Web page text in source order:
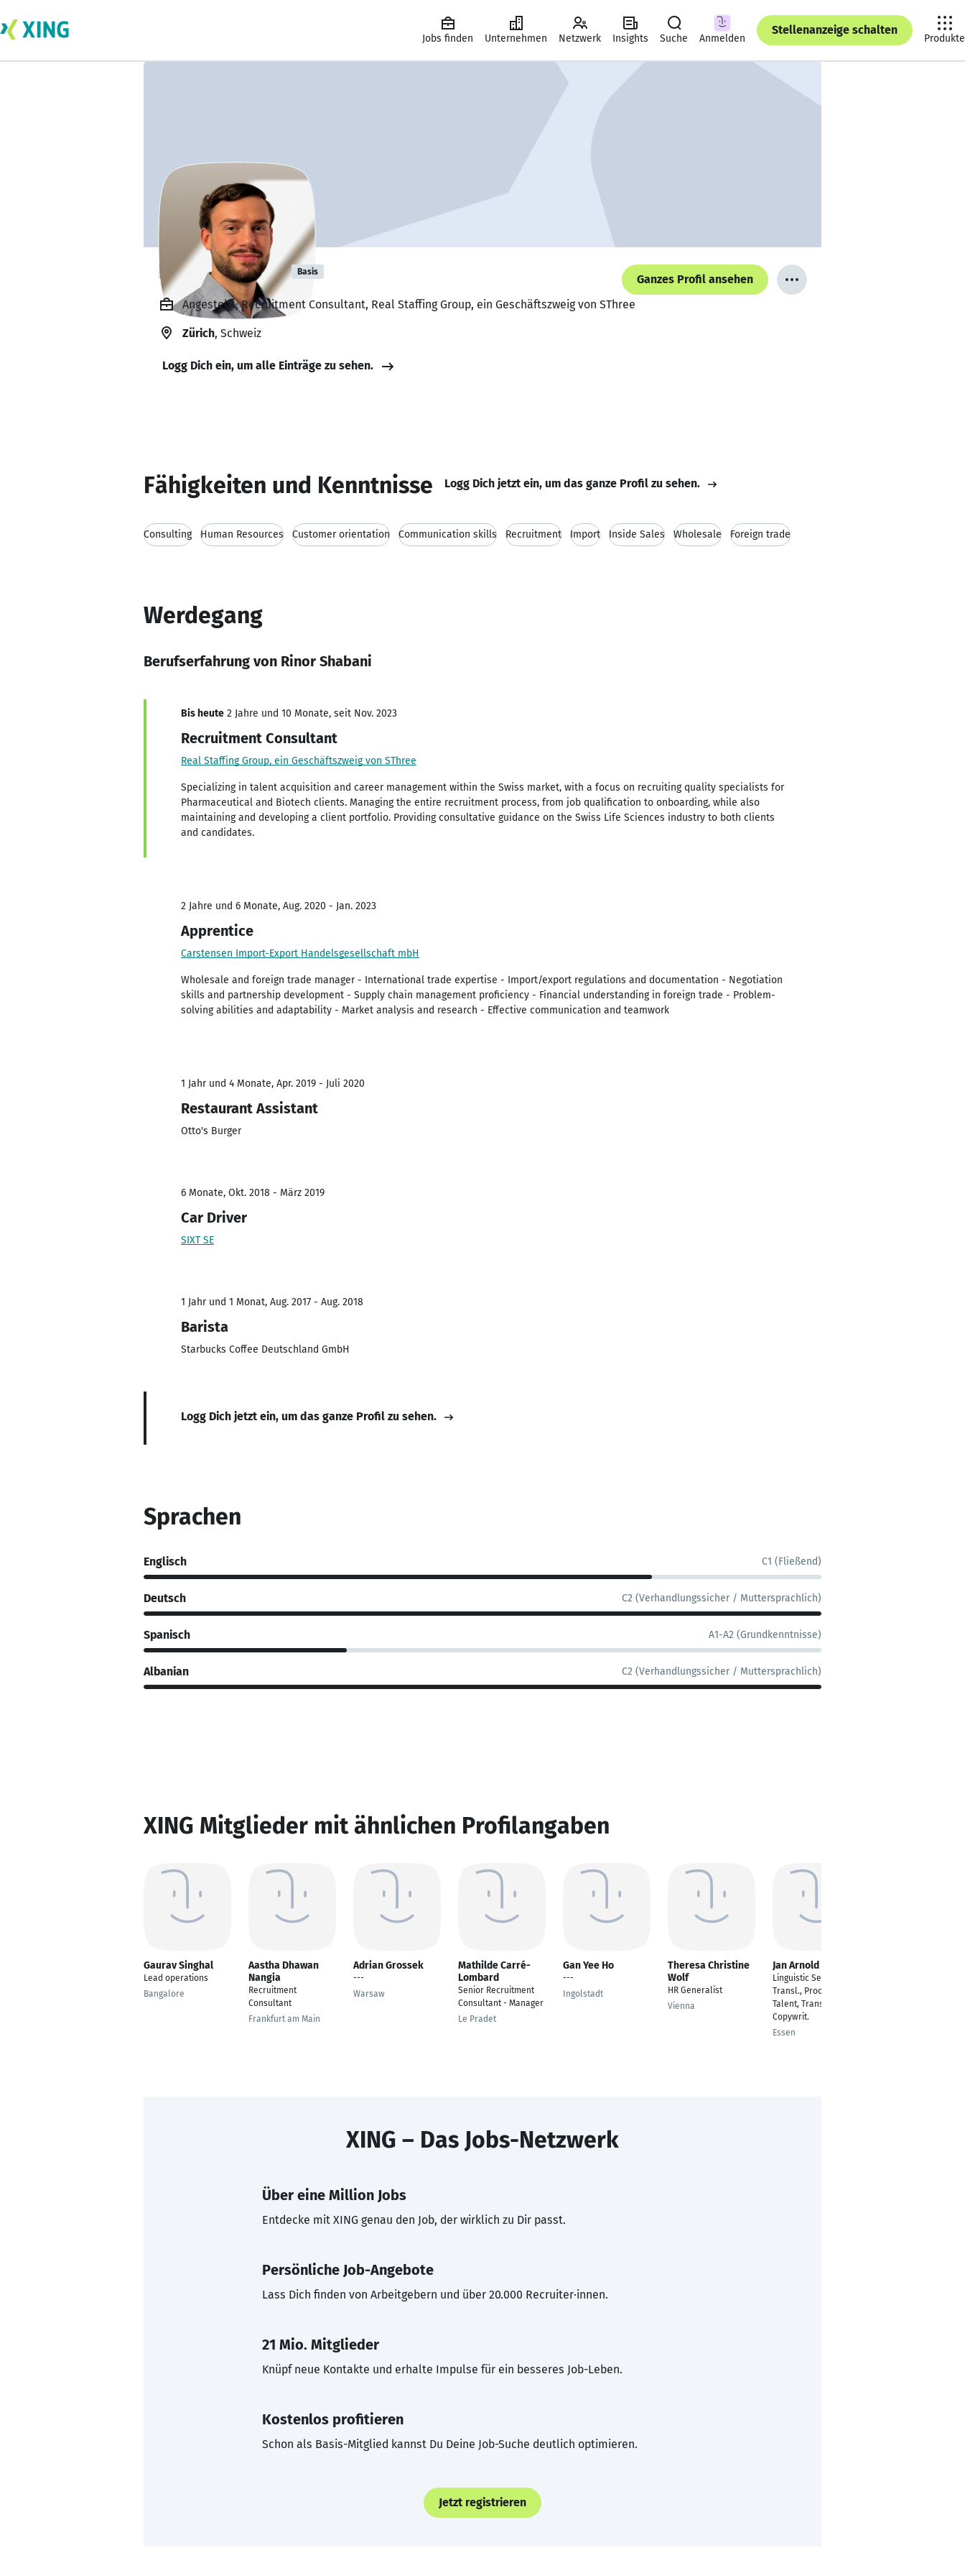
Jobs finden Unternehmen Netzwerk Insights Suche Anmelden
Stellenanzeige schalten
Produkte
Rinor Shabani Basis
Ganzes Profil ansehen
Angestellt, Recruitment Consultant, Real Staffing Group, ein Geschäftszweig von SThree
Zürich, Schweiz
Logg Dich ein, um alle Einträge zu sehen.
Fähigkeiten und Kenntnisse Logg Dich jetzt ein, um das ganze Profil zu sehen.
Consulting Human Resources Customer orientation Communication skills Recruitment Import Inside Sales Wholesale Foreign trade
Werdegang
Berufserfahrung von Rinor Shabani
Bis heute 2 Jahre und 10 Monate, seit Nov. 2023
Recruitment Consultant
Real Staffing Group, ein Geschäftszweig von SThree
Specializing in talent acquisition and career management within the Swiss market, with a focus on recruiting quality specialists for
Pharmaceutical and Biotech clients. Managing the entire recruitment process, from job qualification to onboarding, while also
maintaining and developing a client portfolio. Providing consultative guidance on the Swiss Life Sciences industry to both clients
and candidates.
2 Jahre und 6 Monate, Aug. 2020 - Jan. 2023
Apprentice
Carstensen Import-Export Handelsgesellschaft mbH
Wholesale and foreign trade manager - International trade expertise - Import/export regulations and documentation - Negotiation
skills and partnership development - Supply chain management proficiency - Financial understanding in foreign trade - Problem-
solving abilities and adaptability - Market analysis and research - Effective communication and teamwork
1 Jahr und 4 Monate, Apr. 2019 - Juli 2020
Restaurant Assistant
Otto's Burger
6 Monate, Okt. 2018 - März 2019
Car Driver
SIXT SE
1 Jahr und 1 Monat, Aug. 2017 - Aug. 2018
Barista
Starbucks Coffee Deutschland GmbH
Logg Dich jetzt ein, um das ganze Profil zu sehen.
Sprachen
Englisch C1 (Fließend)
Deutsch C2 (Verhandlungssicher / Muttersprachlich)
Spanisch A1-A2 (Grundkenntnisse)
Albanian C2 (Verhandlungssicher / Muttersprachlich)
XING Mitglieder mit ähnlichen Profilangaben
Gaurav Singhal
Lead operations
Bangalore
Aastha Dhawan
Nangia
Recruitment
Consultant
Frankfurt am Main
Adrian Grossek
---
Warsaw
Mathilde Carré-
Lombard
Senior Recruitment
Consultant - Manager
Le Pradet
Gan Yee Ho
---
Ingolstadt
Theresa Christine
Wolf
HR Generalist
Vienna
Jan Arnold
Linguistic Services:
Transl., Proofr., Voice
Talent, Transcr., AI,
Copywrit.
Essen
XING – Das Jobs-Netzwerk
Über eine Million Jobs
Entdecke mit XING genau den Job, der wirklich zu Dir passt.
Persönliche Job-Angebote
Lass Dich finden von Arbeitgebern und über 20.000 Recruiter·innen.
21 Mio. Mitglieder
Knüpf neue Kontakte und erhalte Impulse für ein besseres Job-Leben.
Kostenlos profitieren
Schon als Basis-Mitglied kannst Du Deine Job-Suche deutlich optimieren.
Jetzt registrieren